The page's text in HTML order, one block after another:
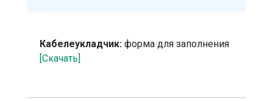
Кабелеукладчик: форма для заполнения
[Скачать]